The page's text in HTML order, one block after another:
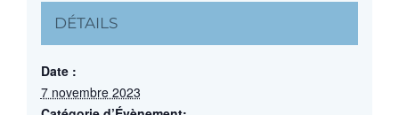
DÉTAILS
Date :
7 novembre 2023